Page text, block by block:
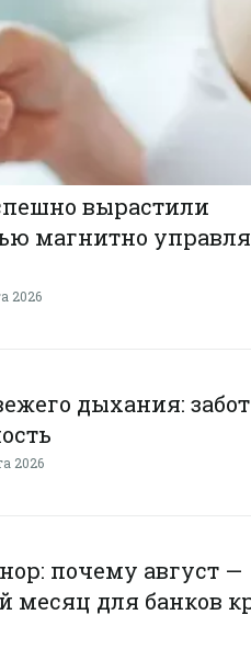
вырастили
магнитно
2026
дыхания:
2026
почему август —
месяц для банков